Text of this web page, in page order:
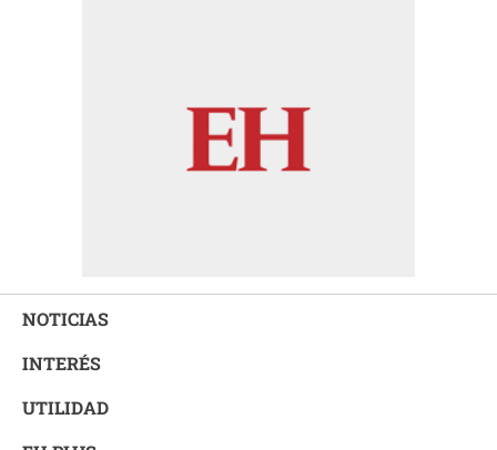
NOTICIAS
INTERÉS
UTILIDAD